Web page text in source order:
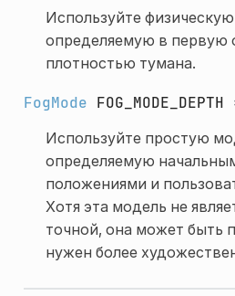
Используйте
определяемую в первую
плотностью тумана.
FogMode FOG_MODE_DEPTH
Используйте простую
определяемую
положениями и
Хотя эта модель не
точной, она может быть
нужен более